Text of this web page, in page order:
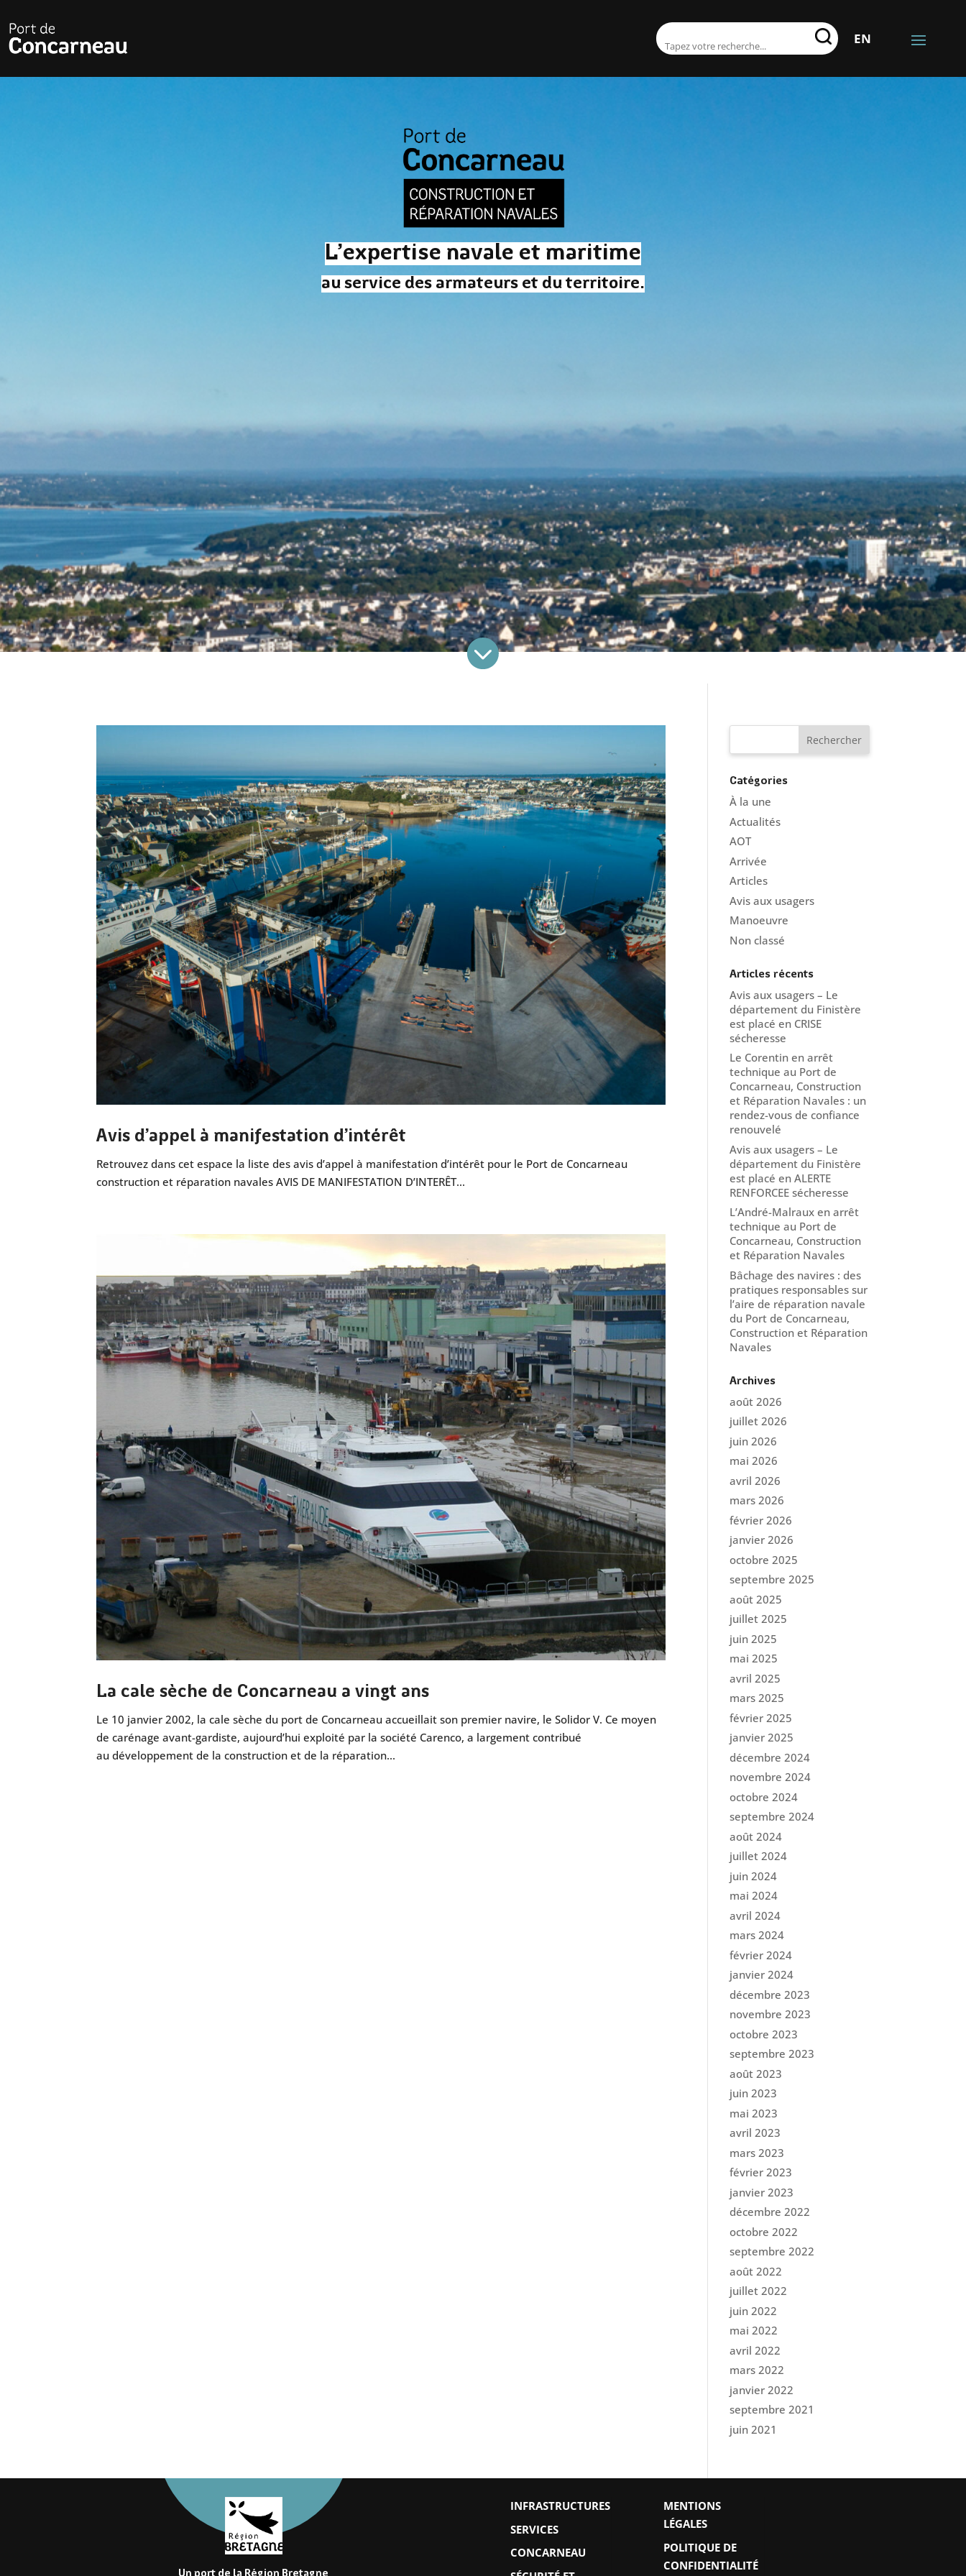
RECHERCHER:
EN
L’expertise navale et maritime
au service des armateurs et du territoire.
Avis d’appel à manifestation d’intérêt
Retrouvez dans cet espace la liste des avis d’appel à manifestation d’intérêt pour le Port de Concarneau
construction et réparation navales AVIS DE MANIFESTATION D’INTERÊT...
La cale sèche de Concarneau a vingt ans
Le 10 janvier 2002, la cale sèche du port de Concarneau accueillait son premier navire, le Solidor V. Ce moyen
de carénage avant-gardiste, aujourd’hui exploité par la société Carenco, a largement contribué
au développement de la construction et de la réparation...
Catégories
À la une
Actualités
AOT
Arrivée
Articles
Avis aux usagers
Manoeuvre
Non classé
Articles récents
Avis aux usagers – Le
département du Finistère
est placé en CRISE
sécheresse
Le Corentin en arrêt
technique au Port de
Concarneau, Construction
et Réparation Navales : un
rendez-vous de confiance
renouvelé
Avis aux usagers – Le
département du Finistère
est placé en ALERTE
RENFORCEE sécheresse
L’André-Malraux en arrêt
technique au Port de
Concarneau, Construction
et Réparation Navales
Bâchage des navires : des
pratiques responsables sur
l’aire de réparation navale
du Port de Concarneau,
Construction et Réparation
Navales
Archives
août 2026
juillet 2026
juin 2026
mai 2026
avril 2026
mars 2026
février 2026
janvier 2026
octobre 2025
septembre 2025
août 2025
juillet 2025
juin 2025
mai 2025
avril 2025
mars 2025
février 2025
janvier 2025
décembre 2024
novembre 2024
octobre 2024
septembre 2024
août 2024
juillet 2024
juin 2024
mai 2024
avril 2024
mars 2024
février 2024
janvier 2024
décembre 2023
novembre 2023
octobre 2023
septembre 2023
août 2023
juin 2023
mai 2023
avril 2023
mars 2023
février 2023
janvier 2023
décembre 2022
octobre 2022
septembre 2022
août 2022
juillet 2022
juin 2022
mai 2022
avril 2022
mars 2022
janvier 2022
septembre 2021
juin 2021
INFRASTRUCTURES
SERVICES
CONCARNEAU
MENTIONS
LÉGALES
POLITIQUE DE
CONFIDENTIALITÉ